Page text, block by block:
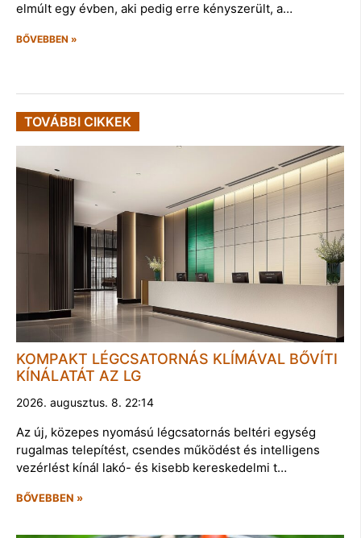
elmúlt egy évben, aki pedig erre kényszerült, a…
BŐVEBBEN »
TOVÁBBI CIKKEK
KOMPAKT LÉGCSATORNÁS KLÍMÁVAL BŐVÍTI
KÍNÁLATÁT AZ LG
2026. augusztus. 8. 22:14
Az új, közepes nyomású légcsatornás beltéri egység
rugalmas telepítést, csendes működést és intelligens
vezérlést kínál lakó- és kisebb kereskedelmi t…
BŐVEBBEN »